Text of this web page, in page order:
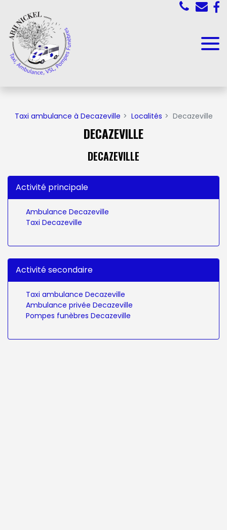
Taxi ambulance à Decazeville Localités Decazeville
DECAZEVILLE
DECAZEVILLE
Activité principale
Ambulance Decazeville
Taxi Decazeville
Activité secondaire
Taxi ambulance Decazeville
Ambulance privée Decazeville
Pompes funèbres Decazeville